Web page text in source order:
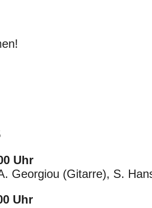
Uhr
Georgiou (Gitarre), S.
Uhr